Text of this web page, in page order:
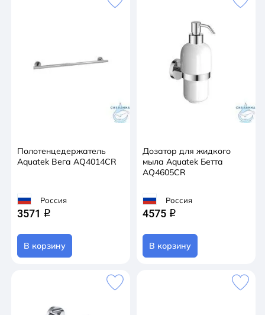
Полотенцедержатель
Aquatek Вега AQ4014CR
Россия
3571 q
В корзину
Дозатор для жидкого
мыла Aquatek Бетта
AQ4605CR
Россия
4575 q
В корзину